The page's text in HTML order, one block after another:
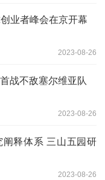
业者峰会在京开幕
2023-08-26
战不敌塞尔维亚队
2023-08-26
释体系 三山五园研
2023-08-26